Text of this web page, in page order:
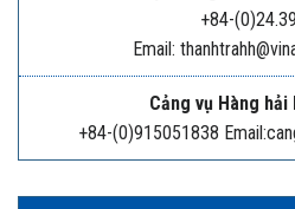
+84-
Email:
Cảng vụ Hàng hải
+84-(0)915051838